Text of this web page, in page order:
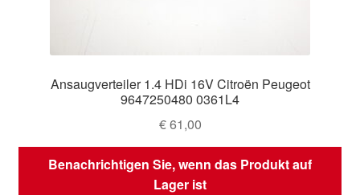
Ansaugverteiler 1.4 HDi 16V Citroën Peugeot
9647250480 0361L4
€61,00
Benachrichtigen Sie, wenn das Produkt auf
Lager ist